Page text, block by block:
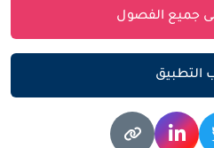
جميع الفصول
التطبيق